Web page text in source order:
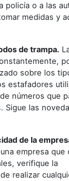
policía o a las
medidas y
de trampa.
sobre los
estafadores
números que
Sigue las
de la
empresa que
verifique la
realizar